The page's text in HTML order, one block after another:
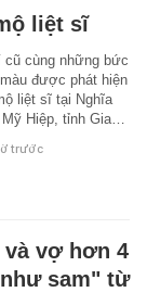
liệt sĩ
cũ cùng những bức
được phát hiện
liệt sĩ tại Nghĩa
Hiệp, tỉnh Gia…
trước
và vợ hơn 4
sam" từ